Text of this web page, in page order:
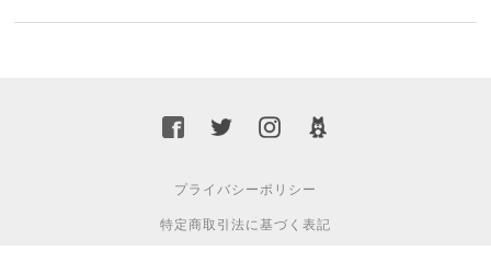
プライバシーポリシー
特定商取引法に基づく表記